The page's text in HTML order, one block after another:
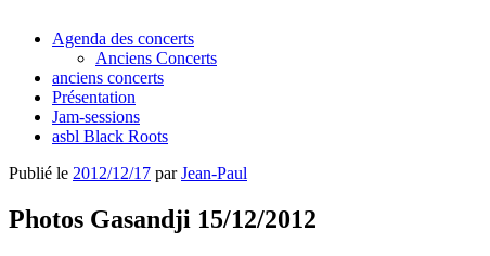
Agenda des concerts
Anciens Concerts
anciens concerts
Présentation
Jam-sessions
asbl Black Roots
Publié le 2012/12/17 parJean-Paul
Photos Gasandji 15/12/2012